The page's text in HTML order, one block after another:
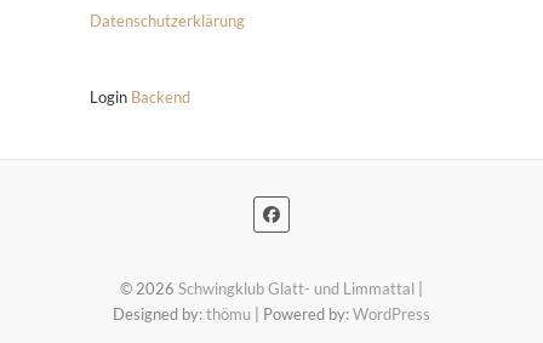
Datenschutzerklärung
Login Backend
© 2026 Schwingklub Glatt- und Limmattal
Designed by:thömu | Powered by:WordPress